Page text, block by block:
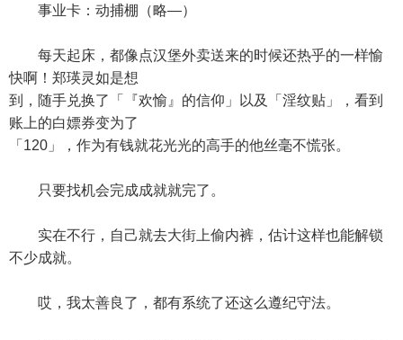
事业卡：动捕棚（略—）
每天起床，都像点汉堡外卖送来的时候还热乎的一样愉
快啊！郑瑛灵如是想
到，随手兑换了「『欢愉』的信仰」以及「淫纹贴」，看到
账上的白嫖券变为了
「120」，作为有钱就花光光的高手的他丝毫不慌张。
只要找机会完成成就就完了。
实在不行，自己就去大街上偷内裤，估计这样也能解锁
不少成就。
哎，我太善良了，都有系统了还这么遵纪守法。